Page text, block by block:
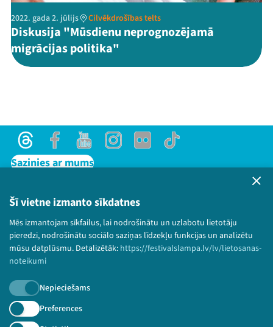
Šī vietne izmanto sīkdatnes
Mēs izmantojam sīkfailus, lai nodrošinātu un uzlabotu lietotāju
pieredzi, nodrošinātu sociālo saziņas līdzekļu funkcijas un analizētu
mūsu datplūsmu. Detalizētāk: https://festivalslampa.lv/lv/lietosanas-
noteikumi
Nepieciešams
Preferences
2022. gada 2. jūlijs Cilvēkdrošības telts
Diskusija "Mūsdienu neprognozējamā
migrācijas politika"
ThreadsFacebookYoutubeInstagram
Flick TikTok
Sazinies ar mums
Lietošanas noteikumi un sīkdatņu politika
Bērnu aizsardzības politika
© 2026 Sarunu festivāls LAMPA Visas tiesības
paturētas.
Piesakies jaunumiem!